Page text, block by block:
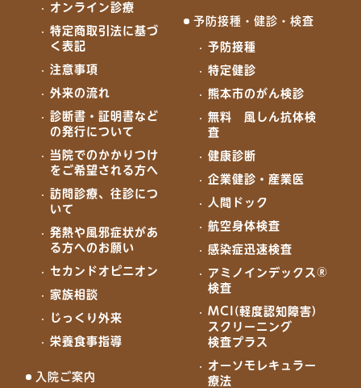
オンライン診療
特定商取引法に基づ
く表記
注意事項
外来の流れ
診断書・証明書など
の発行について
当院でのかかりつけ
をご希望される方へ
訪問診療、往診につ
いて
発熱や風邪症状があ
る方へのお願い
セカンドオピニオン
家族相談
じっくり外来
栄養食事指導
入院ご案内
予防接種・健診・検査
予防接種
特定健診
熊本市のがん検診
無料 風しん抗体検
査
健康診断
企業健診・産業医
人間ドック
航空身体検査
感染症迅速検査
アミノインデックス®
検査
MCI(軽度認知障害)
スクリーニング
検査プラス
オーソモレキュラー
療法